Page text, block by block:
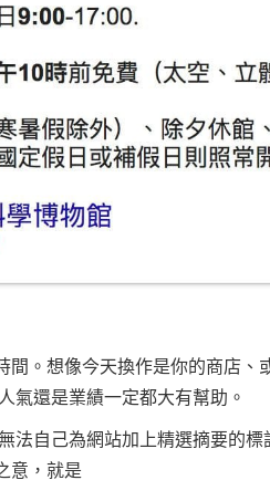
。想像今天換作是你的商店
氣還是業績一定都大有幫助。
法自己為網站加上精選摘要的
意，就是